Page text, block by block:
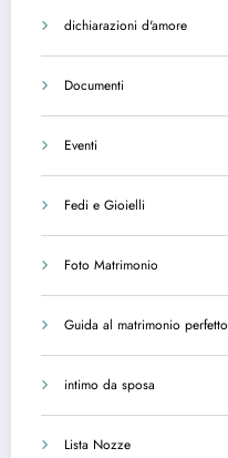
dichiarazioni d'amore
Documenti
Eventi
Fedi e Gioielli
Foto Matrimonio
Guida al matrimonio perfetto
intimo da sposa
Lista Nozze